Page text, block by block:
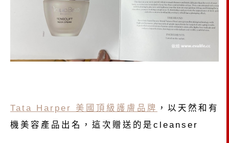
Tata Harper 美國頂級護膚品牌 ，以天然和有
機美容產品出名，這次贈送的是cleanser